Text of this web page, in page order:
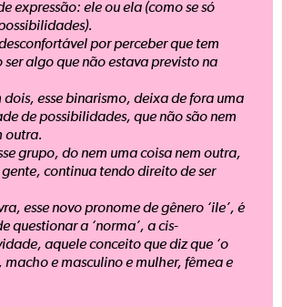
expressão: ele ou ela (como se só
por perceber que tem
ser algo que não estava previsto na
dois, esse binarismo, deixa de fora uma
de possibilidades, que não são nem
outra.
grupo, do nem uma coisa nem outra,
continua tendo direito de ser
esse novo pronome de gênero ‘ile’, é
questionar a ‘norma’, a cis-
aquele conceito que diz que ‘o
macho e masculino e mulher, fêmea e